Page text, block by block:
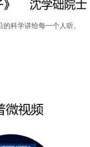
科学讲给每一个人听。